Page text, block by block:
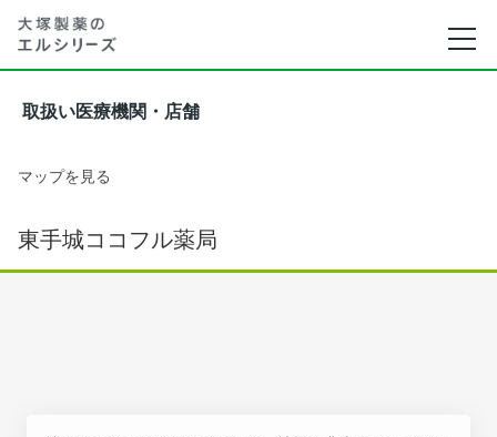
取扱い医療機関・店舗
マップを見る
東手城ココフル薬局